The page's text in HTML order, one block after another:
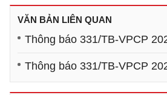
VĂN BẢN LIÊN QUAN
Thông báo 331/TB-VPCP
Thông báo 331/TB-VPCP